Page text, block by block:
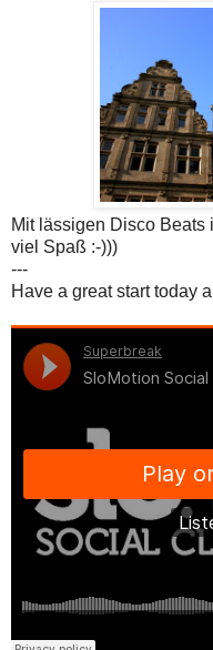
Mit lässigen Disco Beats
viel Spaß :-)))
---
Have a great start today